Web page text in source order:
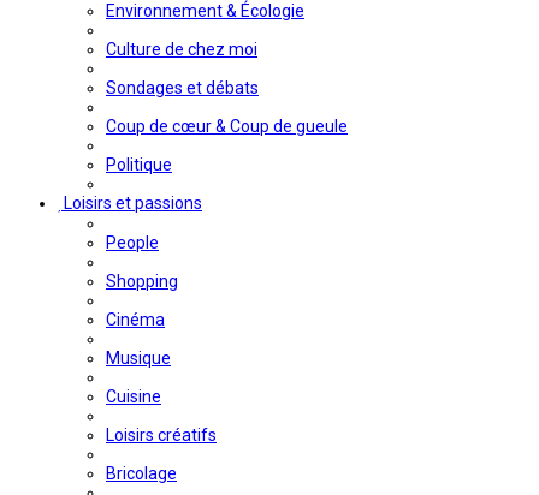
Environnement & Écologie
Culture de chez moi
Sondages et débats
Coup de cœur & Coup de gueule
Politique
Loisirs et passions
People
Shopping
Cinéma
Musique
Cuisine
Loisirs créatifs
Bricolage